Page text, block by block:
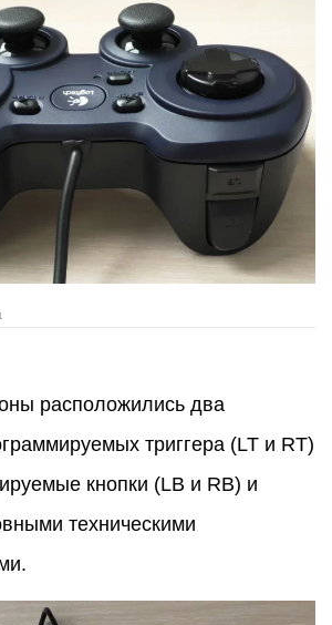
расположились два
триггера (LT и RT)
кнопки (LB и RB) и
техническими